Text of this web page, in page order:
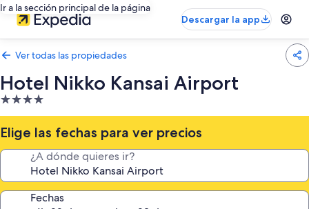
Ir a la sección principal de la página
Descargar la app
Ver todas las propiedades
Hotel Nikko Kansai Airport
Propiedad
de
4.0
estrellas
Elige las fechas para ver precios
¿A dónde quieres ir?
Fechas